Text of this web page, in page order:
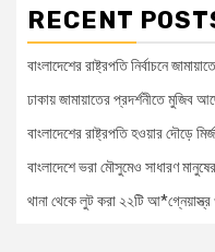
RECENT
বাংলাদেশের রাষ্ট্রপতি নির্বাচনে
ঢাকায় জামায়াতের প্রদর্শনীতে মুজিব
বাংলাদেশের রাষ্ট্রপতি হওয়ার দৌড়ে
বাংলাদেশে ভরা মৌসুমেও সাধারণ
থানা থেকে লুট করা ২২টি